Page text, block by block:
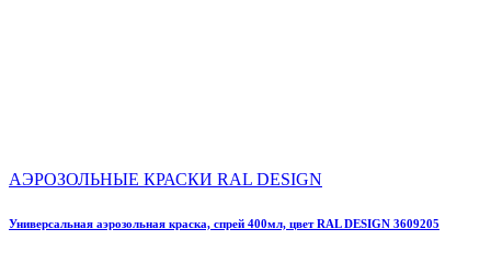
АЭРОЗОЛЬНЫЕ КРАСКИ RAL DESIGN
Универсальная аэрозольная краска, спрей 400мл, цвет RAL DESIGN 3609205